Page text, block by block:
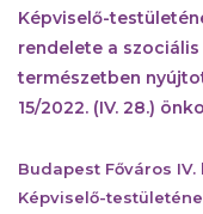
Képviselő-
rendelete a
természetben
15/2022. (IV. 28.)
Budapest Főváros
Képviselő-